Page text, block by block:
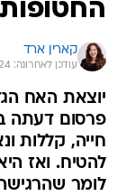
החטופות
קארין ארד
עודכן לאחרונה: 29.5.2024 / 15:48
יוצאת האח
פרסום דעתה
חייה, קללות
להטיח. ואז
לומר שהרגישה